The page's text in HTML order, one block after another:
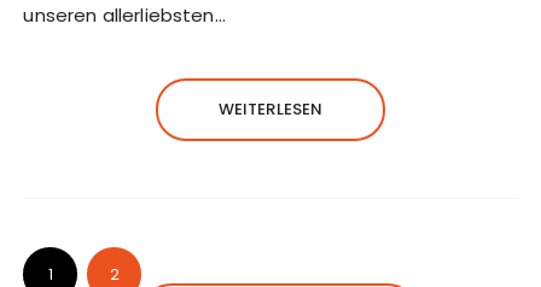
unseren allerliebsten…
WEITERLESEN
1
2